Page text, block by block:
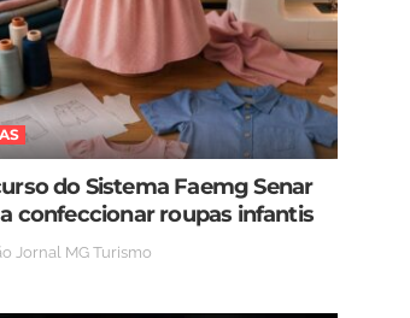
do Sistema Faemg Senar
confeccionar roupas infantis
Jornal MG Turismo